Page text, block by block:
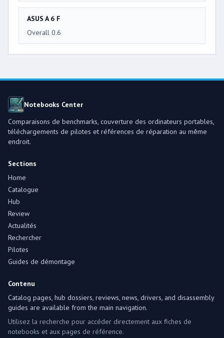
ASUS A 6 F
Overall 0.6
Notebooks Center
Comparaisons de benchmarks, couverture des ordinateurs portables,
téléchargements de pilotes et références de réparation au même
endroit.
Sections
Home
Catalogue
Hub
Review
Actualités
Rechercher
Pilotes
Guides de démontage
Contenu
Catalog pages, hub dossiers, reviews, news, drivers, and disassembly
guides are available from the main navigation.
Utilisez la recherche pour accéder directement aux fiches de
notebooks et aux pages de référence.